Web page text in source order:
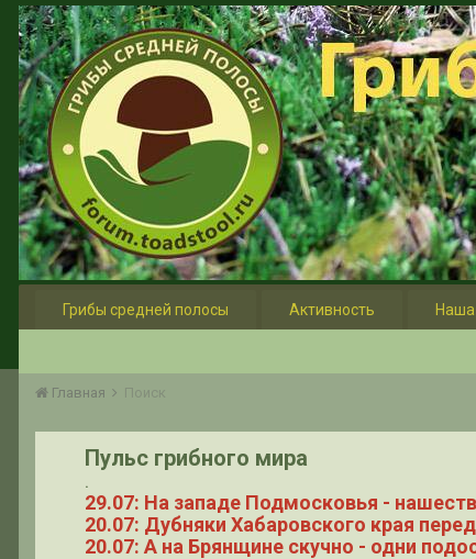
Грибы средней полосы Активность
Главная Поиск
Пульс грибного мира
.
29.07: На западе Подмосковья -
20.07: Дубняки Хабаровского края
20.07: А на Брянщине скучно - одни